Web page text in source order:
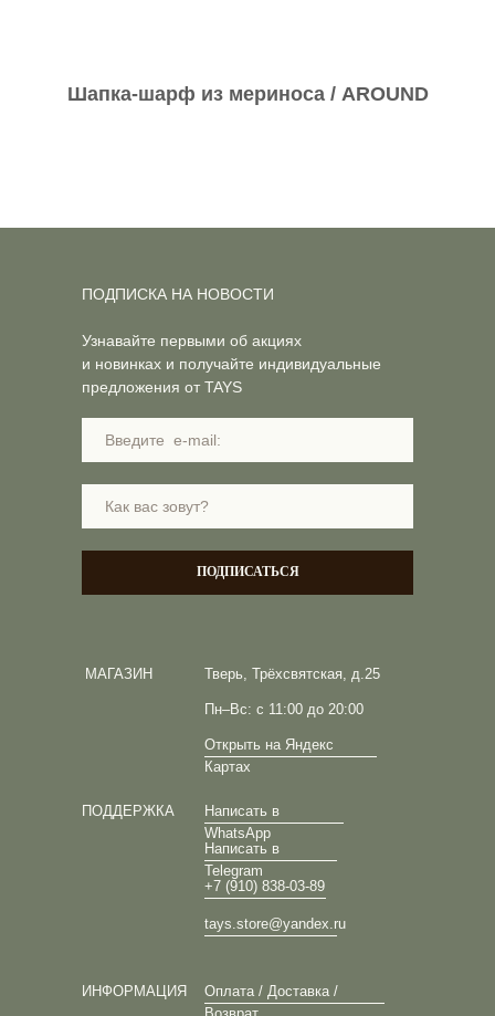
Шапка-шарф из мериноса / AROUND
Тверь, Трёхсвятская, д.25
Пн–Вс: с 11:00 до 20:00
Открыть на Яндекс
Картах
МАГАЗИН
ПОДДЕРЖКА
Написать в
WhatsApp
Написать в
Telegram
+7 (910) 838-03-89
tays.store@yandex.ru
ИНФОРМАЦИЯ
Оплата / Доставка /
Узнавайте первыми об акциях
и новинках и получайте индивидуальные
предложения от TAYS
ПОДПИСАТЬСЯ
ПОДПИСКА НА НОВОСТИ